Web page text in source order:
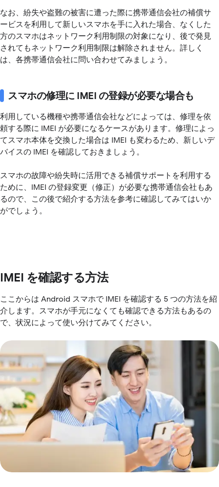
なお、紛失や盗難の被害に遭った際に携帯通信会社の補償サ
ービスを利用して新しいスマホを手に入れた場合、なくした
方のスマホはネットワーク利用制限の対象になり、後で発見
されてもネットワーク利用制限は解除されません。詳しく
は、各携帯通信会社に問い合わせてみましょう。
スマホの修理に IMEI の登録が必要な場合も
利用している機種や携帯通信会社などによっては、修理を依
頼する際に IMEI が必要になるケースがあります。修理によっ
てスマホ本体を交換した場合は IMEI も変わるため、新しいデ
バイスの IMEI を確認しておきましょう。
スマホの故障や紛失時に活用できる補償サポートを利用する
ために、IMEI の登録変更（修正）が必要な携帯通信会社もあ
るので、この後で紹介する方法を参考に確認してみてはいか
がでしょう。
IMEI を確認する方法
ここからは Android スマホで IMEI を確認する 5 つの方法を紹
介します。スマホが手元になくても確認できる方法もあるの
で、状況によって使い分けてみてください。